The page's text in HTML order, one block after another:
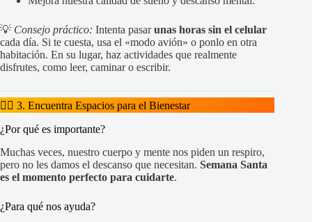
💡 Consejo práctico: Intenta pasarunas horas sin el celular
cada día. Si te cuesta, usa el «modo avión» o ponlo en otra
habitación. En su lugar, haz actividades que realmente
disfrutes, como leer, caminar o escribir.
🧘‍♀️ 3. Encuentra Espacios para el Bienestar
¿Por qué es importante?
Muchas veces, nuestro cuerpo y mente nos piden un respiro,
pero no les damos el descanso que necesitan. Semana Santa
es el momento perfecto para cuidarte.
¿Para qué nos ayuda?